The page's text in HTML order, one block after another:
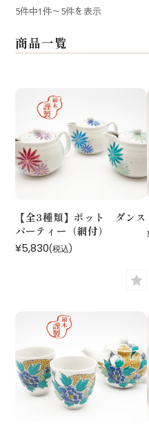
5件中1件～5件を表示
商品一覧
【全3種類】ポット ダンス
パーティー（網付）
¥5,830(税込)